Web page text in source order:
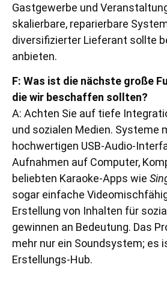
Gastgewerbe und
skalierbare, reparierbare
diversifizierter Lieferant sollte
anbieten.
F: Was ist die nächste große
die wir beschaffen sollten?
A: Achten Sie auf tiefe
und sozialen Medien. Systeme
hochwertigen USB-Audio-
Aufnahmen auf Computer,
beliebten Karaoke-Apps wie
sogar einfache
Erstellung von Inhalten für
gewinnen an Bedeutung. Das
mehr nur ein Soundsystem; es
Erstellungs-Hub.